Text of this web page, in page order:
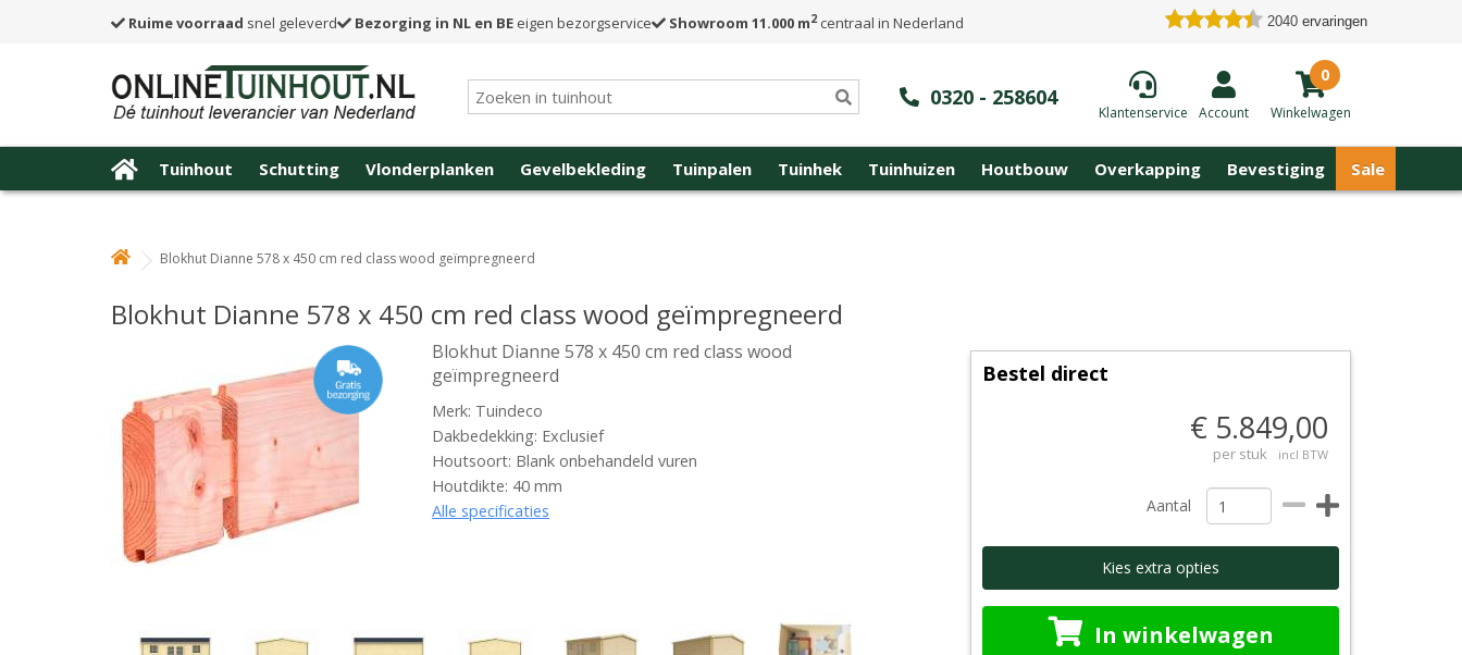
Ruime voorraad snel geleverd Bezorging in NL en BE eigen bezorgservice Showroom 11.000 m2centraal in Nederland 2040 ervaringen
0320 - 258604
Klantenservice Account
0
Winkelwagen
Tuinhout Schutting Vlonderplanken Gevelbekleding Tuinpalen Tuinhek Tuinhuizen Houtbouw Overkapping Bevestiging Sale
Blokhut Dianne 578 x 450 cm red class wood geïmpregneerd
Blokhut Dianne 578 x 450 cm red class wood geïmpregneerd
Blokhut Dianne 578 x 450 cm red class wood
geïmpregneerd
Merk: Tuindeco
Dakbedekking: Exclusief
Houtsoort: Blank onbehandeld vuren
Houtdikte: 40 mm
Alle specificaties
Bestel direct
€ 5.849,00
per stuk incl BTW
Aantal
Kies extra opties
In winkelwagen